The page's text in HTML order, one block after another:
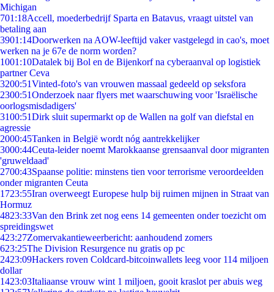
Michigan
701:18Accell, moederbedrijf Sparta en Batavus, vraagt uitstel van
betaling aan
3901:14Doorwerken na AOW-leeftijd vaker vastgelegd in cao's, moet
werken na je 67e de norm worden?
1001:10Datalek bij Bol en de Bijenkorf na cyberaanval op logistiek
partner Ceva
3200:51Vinted-foto's van vrouwen massaal gedeeld op seksfora
2300:51Onderzoek naar flyers met waarschuwing voor 'Israëlische
oorlogsmisdadigers'
3100:51Dirk sluit supermarkt op de Wallen na golf van diefstal en
agressie
2000:45Tanken in België wordt nóg aantrekkelijker
3000:44Ceuta-leider noemt Marokkaanse grensaanval door migranten
'gruweldaad'
2700:43Spaanse politie: minstens tien voor terrorisme veroordeelden
onder migranten Ceuta
1723:55Iran overweegt Europese hulp bij ruimen mijnen in Straat van
Hormuz
4823:33Van den Brink zet nog eens 14 gemeenten onder toezicht om
spreidingswet
423:27Zomervakantieweerbericht: aanhoudend zomers
623:25The Division Resurgence nu gratis op pc
2423:09Hackers roven Coldcard-bitcoinwallets leeg voor 114 miljoen
dollar
1423:03Italiaanse vrouw wint 1 miljoen, gooit kraslot per abuis weg